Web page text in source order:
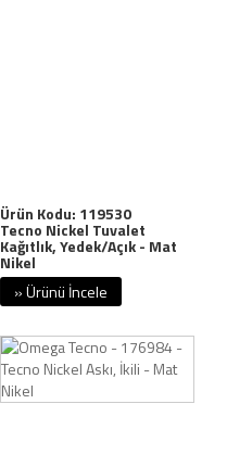
Ürün Kodu: 119530
Tecno Nickel Tuvalet
Kağıtlık, Yedek/Açık - Mat
Nikel
» Ürünü İncele